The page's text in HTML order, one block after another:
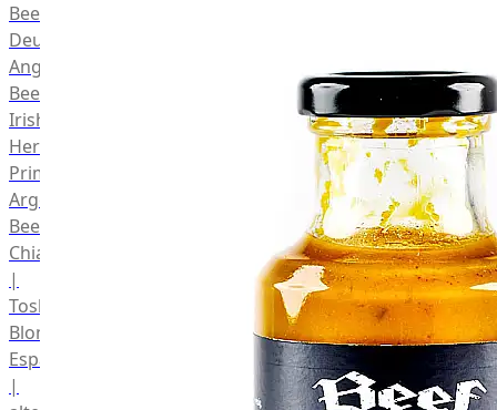
Beef
Deutsches
Angus
Beef
Irish
Hereford
Prime
Argentina
Beef
Chianina
|
Toskana
Blonda
Espanola
|